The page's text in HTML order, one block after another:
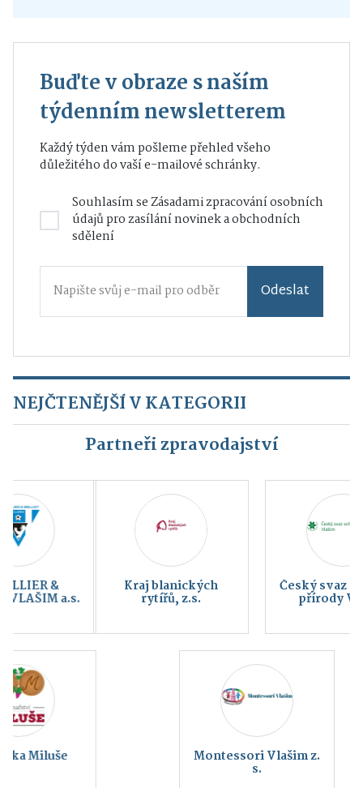
Buďte v obraze s naším
týdenním newsletterem
Každý týden vám pošleme přehled všeho
důležitého do vaší e-mailové schránky.
Souhlasím seZásadami zpracování osobních
údajůpro zasílání novinek a obchodních
sdělení
Odeslat
NEJČTENĚJŠÍ V KATEGORII
Partneři zpravodajství
Kraj blanických
rytířů, z.s.
Český svaz ochránců
přírody Vlašim
Montessori Vlašim z.